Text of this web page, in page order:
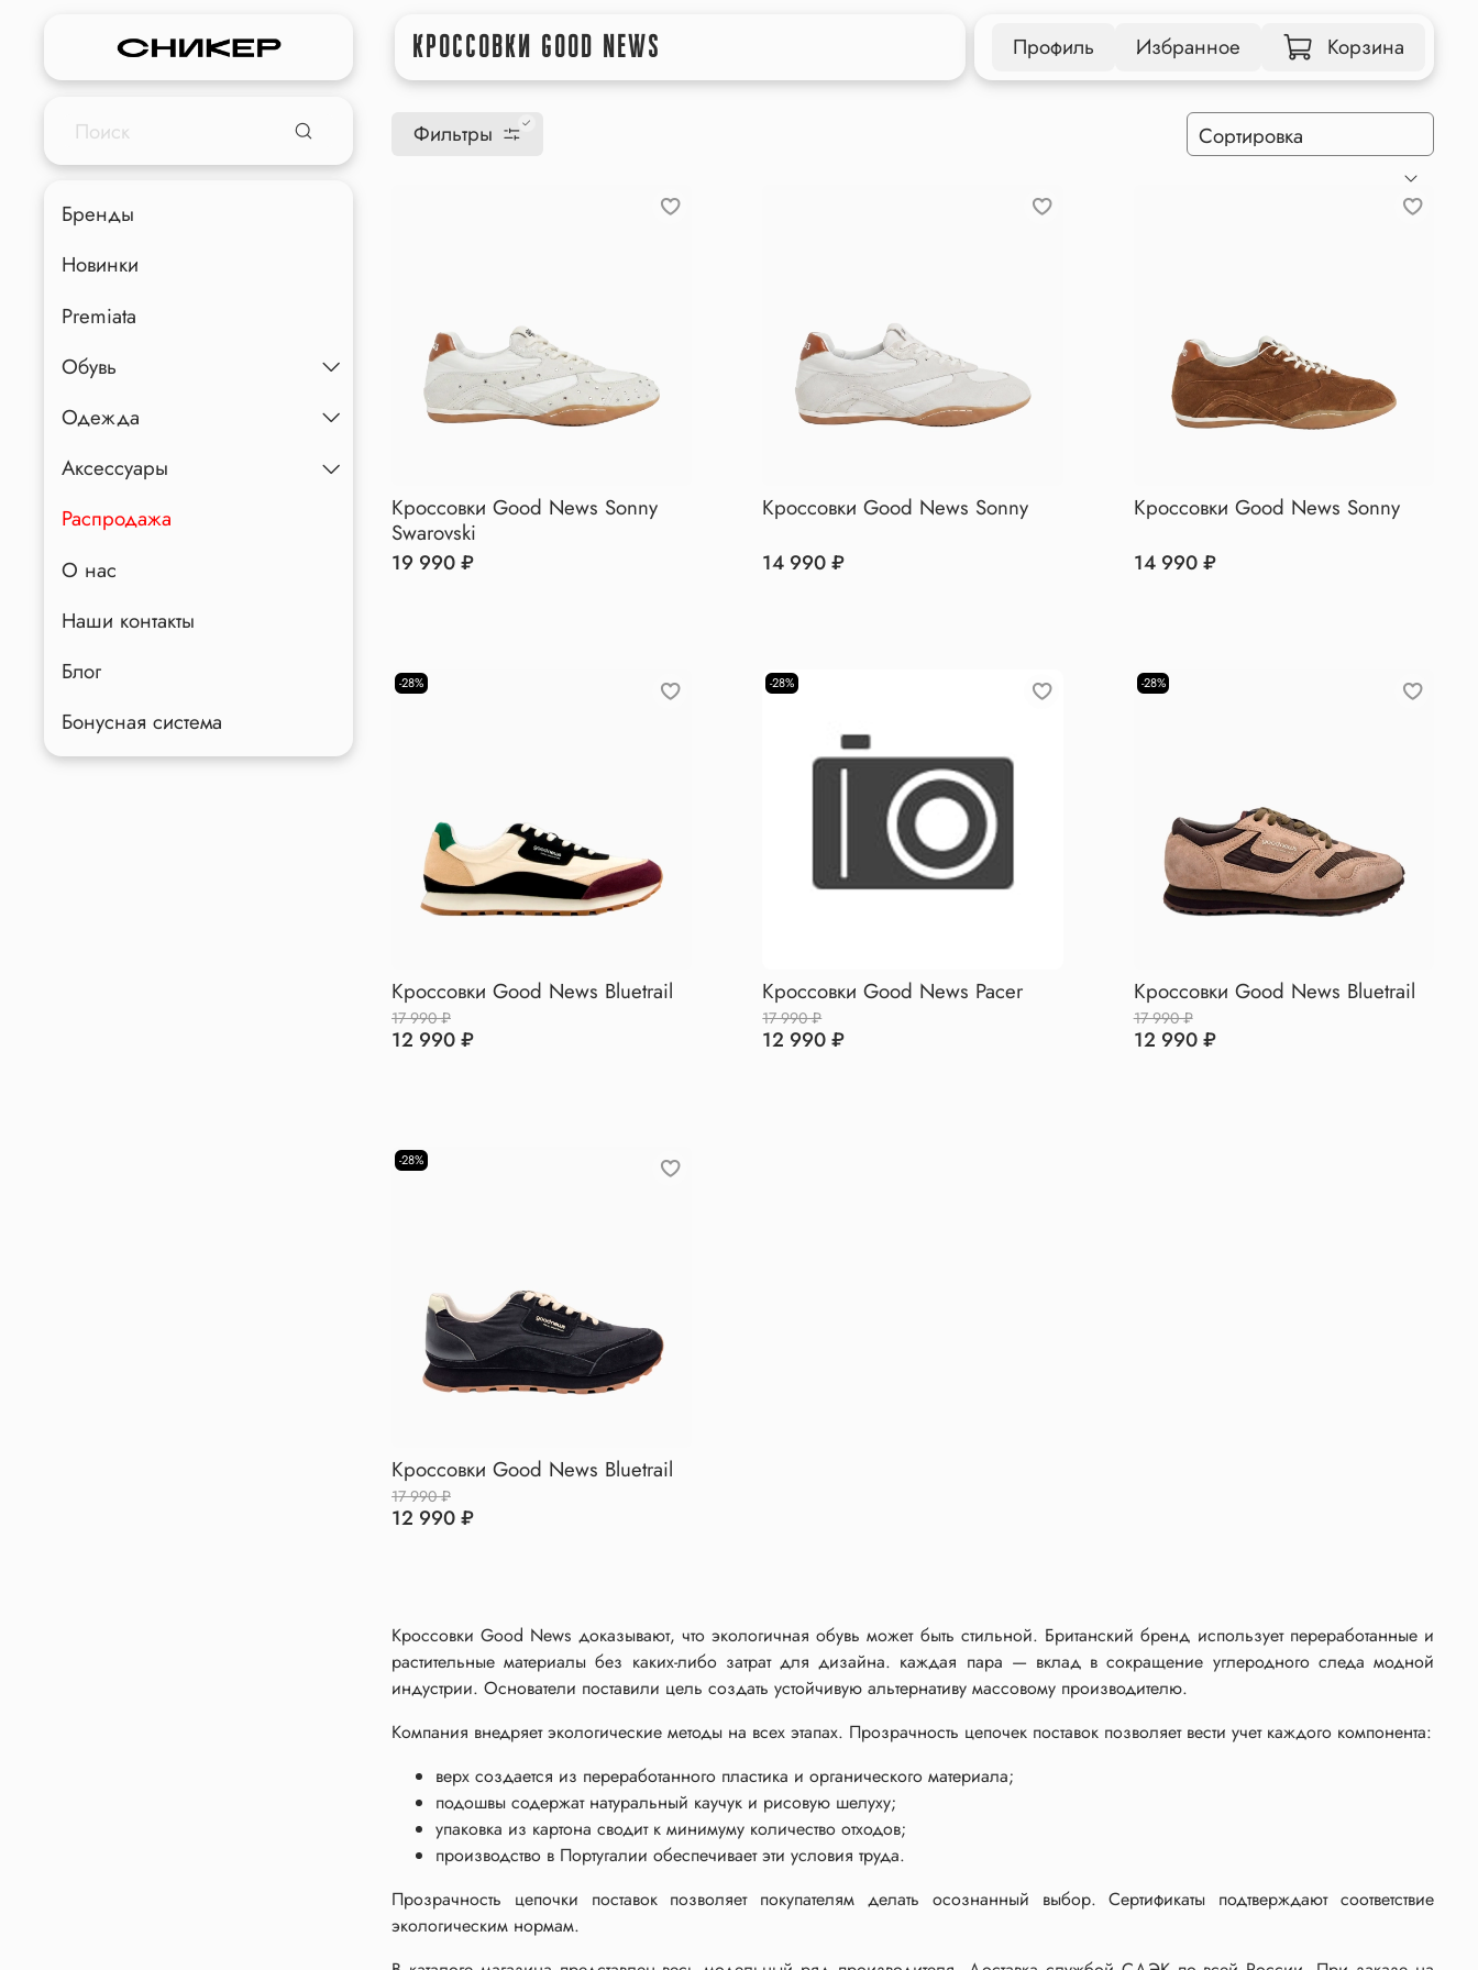
КРОССОВКИ GOOD NEWS Профиль Избранное Корзина
Фильтры
Кроссовки Good News Sonny
Swarovski
19 990 ₽
Кроссовки Good News Sonny
14 990 ₽
Кроссовки Good News Sonny
14 990 ₽
-28%
Кроссовки Good News Bluetrail
17 990 ₽
12 990 ₽
-28%
Кроссовки Good News Pacer
17 990 ₽
12 990 ₽
-28%
Кроссовки Good News Bluetrail
17 990 ₽
12 990 ₽
-28%
Кроссовки Good News Bluetrail
17 990 ₽
12 990 ₽
Кроссовки Good News доказывают, что экологичная обувь может быть стильной. Британский бренд использует переработанные и
растительные материалы без каких-либо затрат для дизайна. каждая пара — вклад в сокращение углеродного следа модной
индустрии. Основатели поставили цель создать устойчивую альтернативу массовому производителю.
Компания внедряет экологические методы на всех этапах. Прозрачность цепочек поставок позволяет вести учет каждого компонента:
верх создается из переработанного пластика и органического материала;
подошвы содержат натуральный каучук и рисовую шелуху;
упаковка из картона сводит к минимуму количество отходов;
производство в Португалии обеспечивает эти условия труда.
Прозрачность цепочки поставок позволяет покупателям делать осознанный выбор. Сертификаты подтверждают соответствие
экологическим нормам.
Бренды
Новинки
Premiata
Обувь
Одежда
Аксессуары
Распродажа
О нас
Наши контакты
Блог
Бонусная система